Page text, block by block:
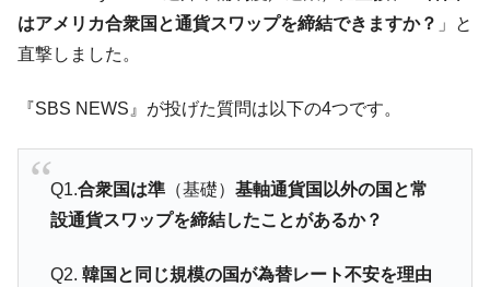
や、若者に起業させよう」⇒ どんな雇用対策だソレ。
ーにウソのデータを入力したのは明白だ」
『Money1』
韓国･李在明さっそく不動産対策で浅薄な発
言。
だ。
はアメリカ合衆国と通貨スワップを締結できますか？ 」と
直撃しました。
『SBS NEWS』が投げた質問は以下の4つです。
Q1.合衆国は準（基礎） 基軸通貨国以外の国と常
設通貨スワップを締結したことがあるか？
Q2. 韓国と同じ規模の国が為替レート不安を理由